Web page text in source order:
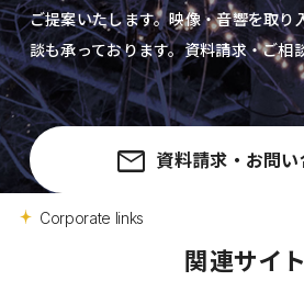
ご提案いたします。映像・音響を取り
談も承っております。資料請求・ご相
資料請求・お問い
Corporate links
関連サイト